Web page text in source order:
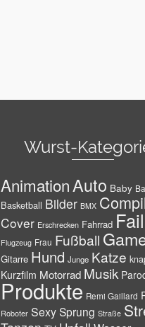
Wurst-
AnimationAuto Baby
Basketball Bilder BMX
Cover Erschrecken Fahrrad Fail
Flugzeug Frau Fußball
Gitarre Hund Junge Katze
Kurzfilm Motorrad Musik
Produkte Remi Gaillard
Roboter SexySprung Straße